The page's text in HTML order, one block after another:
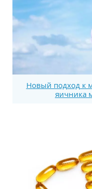
Новый подход к
яичника